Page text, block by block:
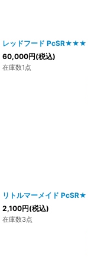
レッドフード PcSR★★★
60,000円(税込)
在庫数1点
リトルマーメイド PcSR★
2,100円(税込)
在庫数3点